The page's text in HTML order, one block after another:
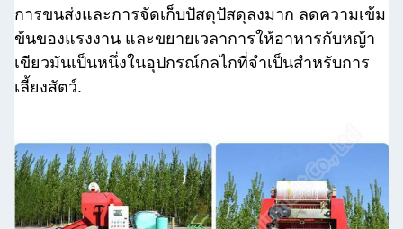
การขนส่งและการจัดเก็บปัสดุปัสดุลงมาก ลดความเข้ม
ข้นของแรงงาน และขยายเวลาการให้อาหารกับหญ้า
เขียวมันเป็นหนึ่งในอุปกรณ์กลไกที่จําเป็นสําหรับการ
เลี้ยงสัตว์.